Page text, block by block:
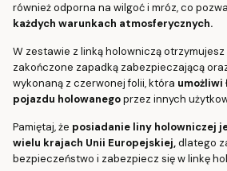
również odporna na wilgoć i mróz, co
każdych warunkach atmosferycznych.
W zestawie z linką holowniczą
zakończone zapadką zabezpieczającą
wykonaną z czerwonej folii, która umożliwi
pojazdu holowanegoprzez innych
Pamiętaj, że posiadanie liny holowniczej
wielu krajach Unii Europejskiej,dlatego
bezpieczeństwo i zabezpiecz się w linkę